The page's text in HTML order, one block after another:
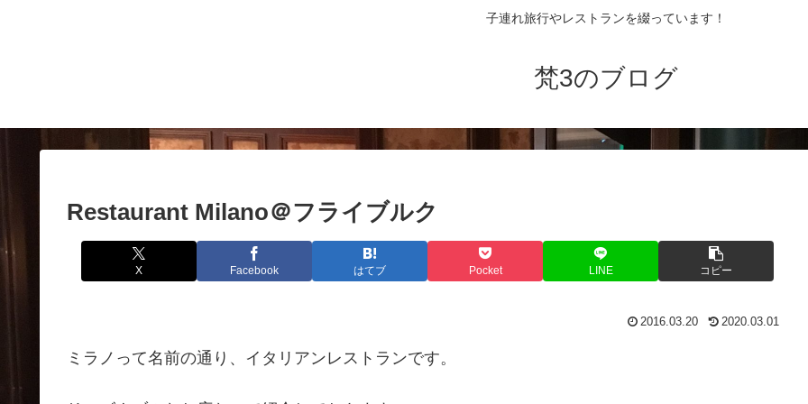
子連れ旅行やレストランを綴っています！
梵3のブログ
Restaurant Milano＠フライブルク
X Facebook はてブ Pocket LINE コピー
2016.03.20 2020.03.01
ミラノって名前の通り、イタリアンレストランです。